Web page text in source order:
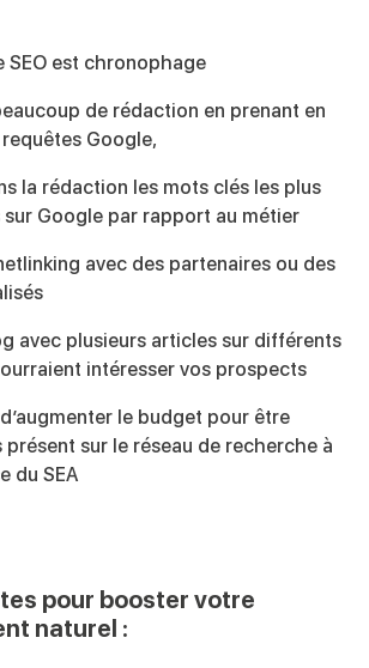
SEO est chronophage
de rédaction en prenant en
Google,
la rédaction les mots clés les plus
Google par rapport au métier
avec des partenaires ou des
avec plusieurs articles sur différents
intéresser vos prospects
le budget pour être
présent sur le réseau de recherche à
du SEA
pour booster votre
naturel :